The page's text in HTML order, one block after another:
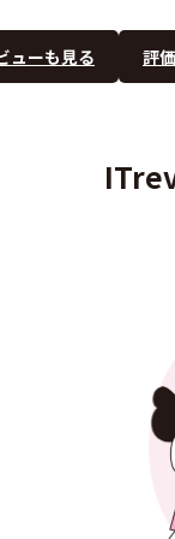
ューも見る 評